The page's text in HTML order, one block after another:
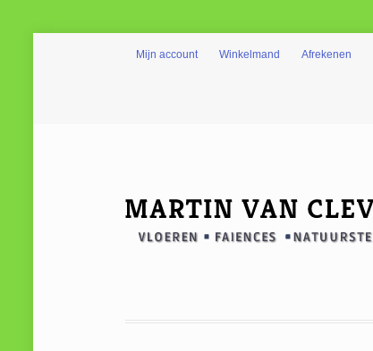
Mijn account Winkelmand Afrekenen